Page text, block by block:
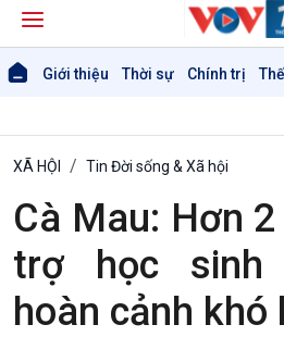
Giới thiệu Thời sự Chính trị
XÃ HỘI Tin Đời sống & Xã hội
Cà Mau: Hơn
trợ học sinh
hoàn cảnh khó